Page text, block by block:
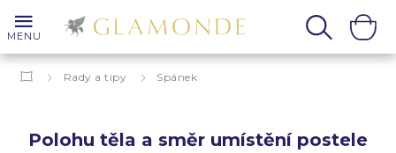
MENU
Rady a tipy Spánek
Polohu těla a směr umístění postele